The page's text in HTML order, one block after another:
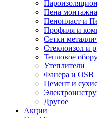
Пена
Пенопласт и
Профиля и
Сетки
Стеклоизол и
Тепловое
Утеплители
Фанера и OSB
Цемент и
Другое
Акции